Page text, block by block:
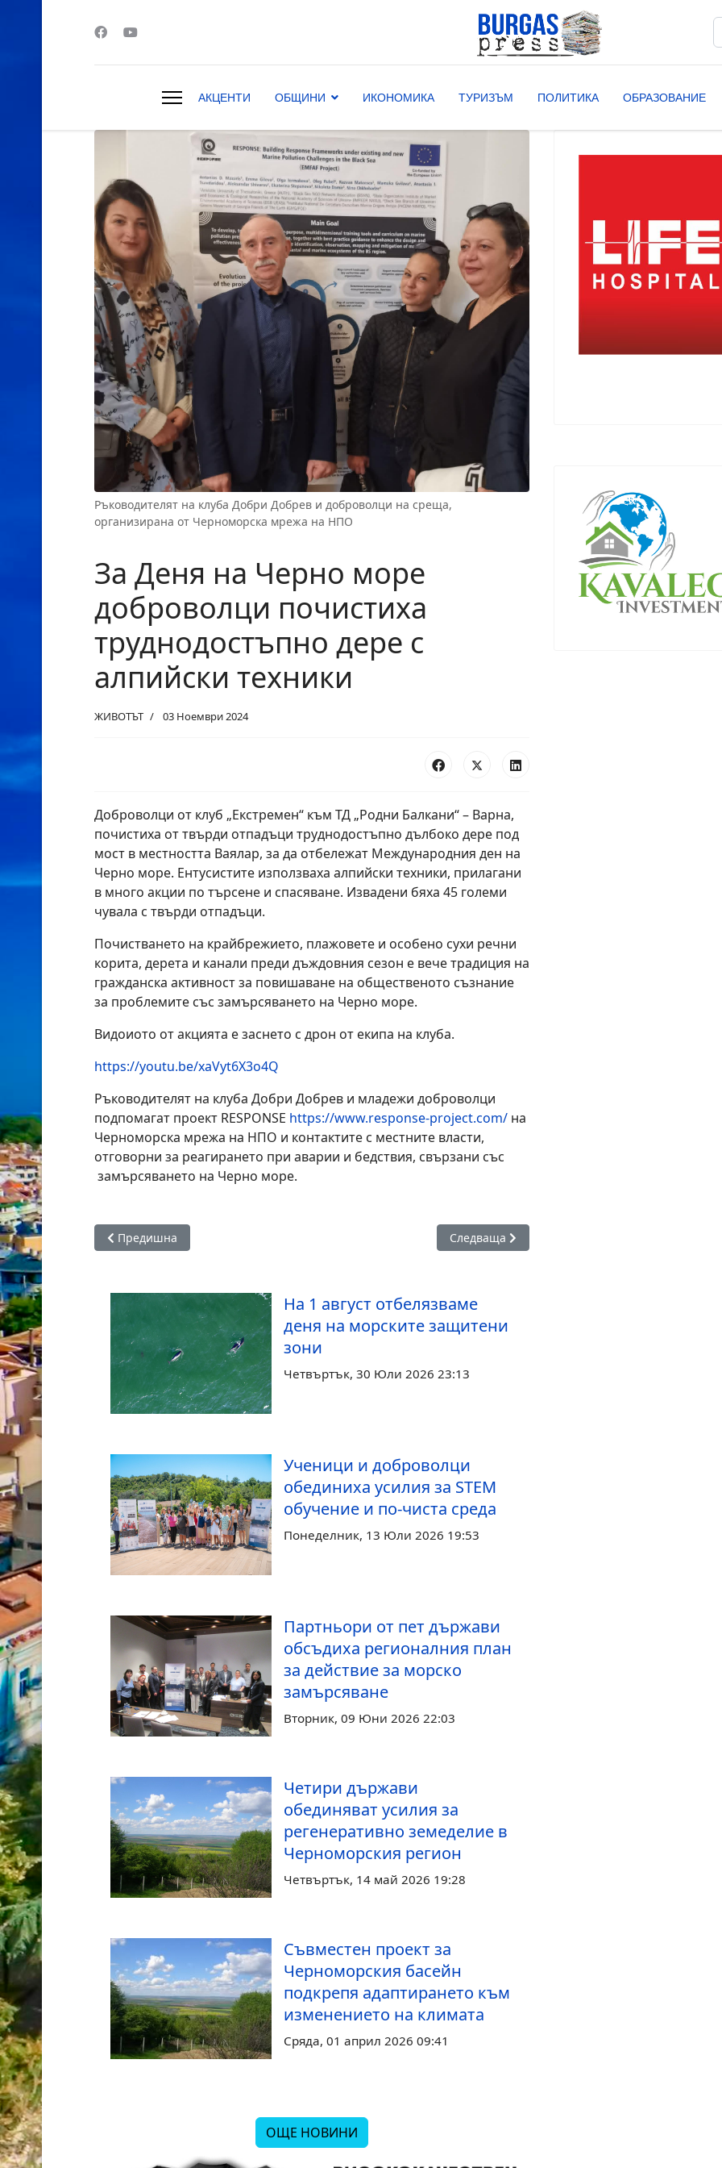
АКЦЕНТИ ОБЩИНИ ИКОНОМИКА ТУРИЗЪМ ПОЛИТИКА ОБРАЗОВАНИЕ
Ръководителят на клуба Добри Добрев и доброволци на среща,
организирана от Черноморска мрежа на НПО
За Деня на Черно море
доброволци почистиха
труднодостъпно дере с
алпийски техники
ЖИВОТЪТ 03 Ноември 2024
Доброволци от клуб „Екстремен“ към ТД „Родни Балкани“ – Варна,
почистиха от твърди отпадъци труднодостъпно дълбоко дере под
мост в местността Ваялар, за да отбележат Международния ден на
Черно море. Eнтусистите използваха алпийски техники, прилагани
в много акции по търсене и спасяване. Извадени бяха 45 големи
чувала с твърди отпадъци.
Почистването на крайбрежието, плажовете и особено сухи речни
корита, дерета и канали преди дъждовния сезон е вече традиция на
гражданска активност за повишаване на общественото съзнание
за проблемите със замърсяването на Черно море.
Видоиото от акцията е заснето с дрон от екипа на клуба.
https://youtu.be/xaVyt6X3o4Q
Ръководителят на клуба Добри Добрев и младежи доброволци
подпомагат проект RESPONSE https://www.response-project.com/ на
Черноморска мрежа на НПО и контактите с местните власти,
отговорни за реагирането при аварии и бедствия, свързани със
замърсяването на Черно море.
Предишна статия: Ремонт на магистрален водопровод спира водата в няколко общини в Бургаско
Предишна Следваща статия: Дамите от "Зонта клуб"
Следваща
На 1 август отбелязваме
деня на морските защитени
зони
Четвъртък, 30 Юли 2026 23:13
Ученици и доброволци
обединиха усилия за STEM
обучение и по‑чиста среда
Понеделник, 13 Юли 2026 19:53
Партньори от пет държави
обсъдиха регионалния план
за действие за морско
замърсяване
Вторник, 09 Юни 2026 22:03
Четири държави
обединяват усилия за
регенеративно земеделие в
Черноморския регион
Четвъртък, 14 май 2026 19:28
Съвместен проект за
Черноморския басейн
подкрепя адаптирането към
изменението на климата
Сряда, 01 април 2026 09:41
ОЩЕ НОВИНИ